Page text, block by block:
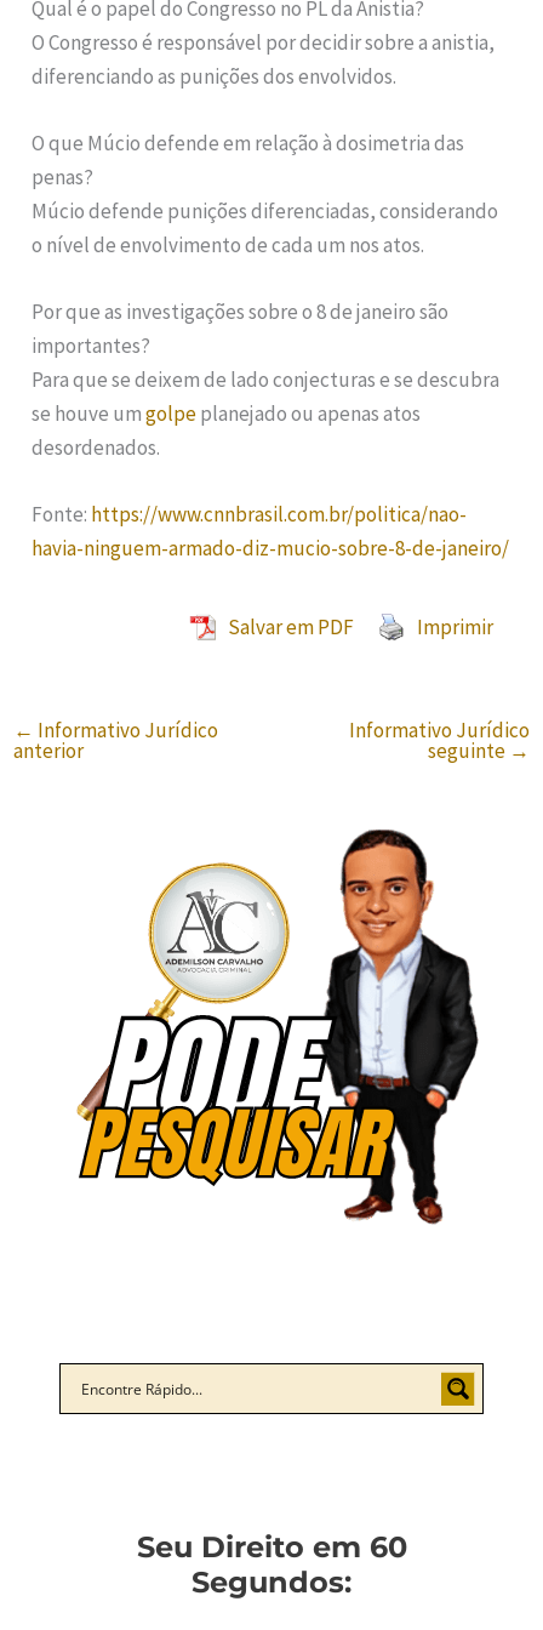
Qual é o papel do Congresso no PL da Anistia?
O Congresso é responsável por decidir sobre a anistia,
diferenciando as punições dos envolvidos.
O que Múcio defende em relação à dosimetria das
penas?
Múcio defende punições diferenciadas, considerando
o nível de envolvimento de cada um nos atos.
Por que as investigações sobre o 8 de janeiro são
importantes?
Para que se deixem de lado conjecturas e se descubra
se houve umgolpeplanejado ou apenas atos
desordenados.
Fonte: https://www.cnnbrasil.com.br/politica/nao-
havia-ninguem-armado-diz-mucio-sobre-8-de-janeiro/
Salvar em PDF Imprimir
← Informativo Jurídico
anterior
Informativo Jurídico
seguinte →
Seu Direito em 60
Segundos: